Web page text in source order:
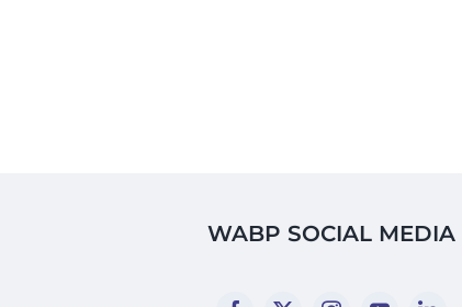
WABP SOCIAL MEDIA